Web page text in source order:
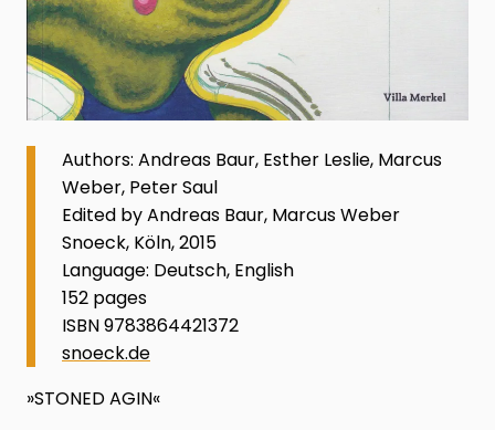
Authors: Andreas Baur, Esther Leslie, Marcus
Weber, Peter Saul
Edited by Andreas Baur, Marcus Weber
Snoeck, Köln, 2015
Language: Deutsch, English
152 pages
ISBN 9783864421372
snoeck.de
»STONED AGIN«